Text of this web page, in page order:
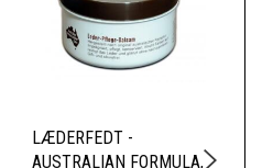
LÆDERFEDT -
AUSTRALIAN FORMULA,